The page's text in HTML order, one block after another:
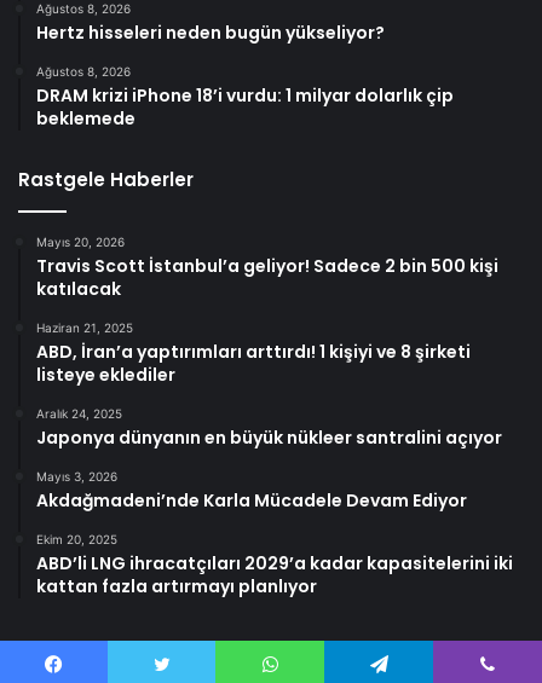
Ağustos 8, 2026
Hertz hisseleri neden bugün yükseliyor?
Ağustos 8, 2026
DRAM krizi iPhone 18’i vurdu: 1 milyar dolarlık çip
beklemede
Rastgele Haberler
Mayıs 20, 2026
Travis Scott İstanbul’a geliyor! Sadece 2 bin 500 kişi
katılacak
Haziran 21, 2025
ABD, İran’a yaptırımları arttırdı! 1 kişiyi ve 8 şirketi
listeye eklediler
Aralık 24, 2025
Japonya dünyanın en büyük nükleer santralini açıyor
Mayıs 3, 2026
Akdağmadeni’nde Karla Mücadele Devam Ediyor
Ekim 20, 2025
ABD’li LNG ihracatçıları 2029’a kadar kapasitelerini iki
kattan fazla artırmayı planlıyor